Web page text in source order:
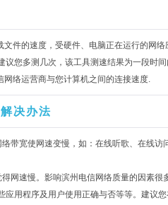
件的速度，受硬件、电脑正在运行的网
您多测几次，该工具测速结果为一段时间
络运营商与您计算机之间的连接速度.
决办法
带宽使网速变慢，如：在线听歌、在线
网速慢。影响滨州电信网络质量的因素很
用程序及用户使用正确与否等等。建议